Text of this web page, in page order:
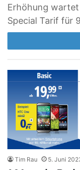
Erhöhung
Special Tarif für
Tim Rau 5. Juni